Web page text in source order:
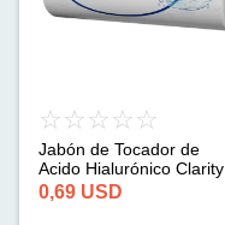
Jabón de Tocador de
Acido Hialurónico Clarity
(125 g)
0,69 USD